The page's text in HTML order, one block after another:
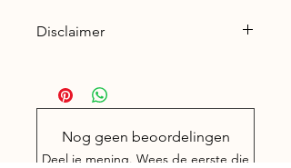
Disclaimer
edelstenen.
Nog geen beoordelingen
Deel je mening. Wees de eerste die